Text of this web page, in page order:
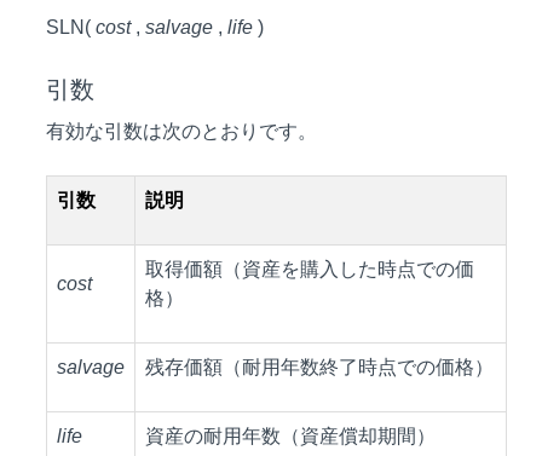
SLN( cost, salvage , life )
引数
有効な引数は次のとおりです。
引数 説明
cost
取得価額（資産を購入した時点での価
格）
salvage 残存価額（耐用年数終了時点での価格）
life 資産の耐用年数（資産償却期間）